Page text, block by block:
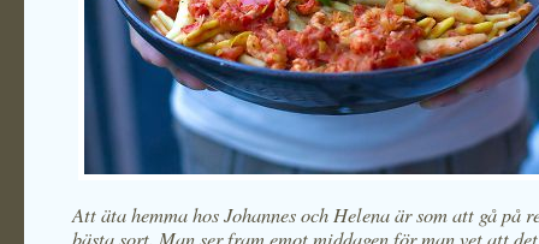
Att äta hemma hos Johannes och Helena är som att gå på
bästa sort. Man ser fram emot middagen för man vet att